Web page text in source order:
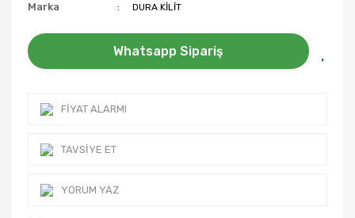
Marka DURA KİLİT
Whatsapp Sipariş
FIYAT ALARMI
TAVSIYE ET
YORUM YAZ